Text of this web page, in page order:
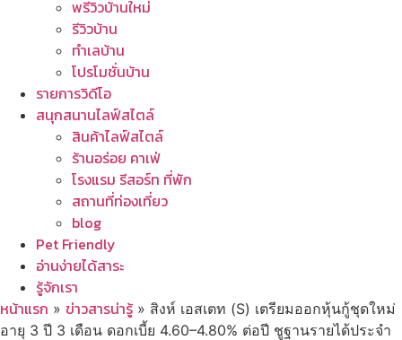
พรีวิวบ้านใหม่
รีวิวบ้าน
ทำเลบ้าน
โปรโมชั่นบ้าน
รายการวิดีโอ
สนุกสนานไลฟ์สไตล์
สินค้าไลฟ์สไตล์
ร้านอร่อย คาเฟ่
โรงแรม รีสอร์ท ที่พัก
สถานที่ท่องเที่ยว
blog
Pet Friendly
อ่านง่ายได้สาระ
รู้จักเรา
หน้าแรก » ข่าวสารน่ารู้ » สิงห์ เอสเตท (S) เตรียมออกหุ้นกู้ชุดใหม่
อายุ 3 ปี 3 เดือน ดอกเบี้ย 4.60–4.80% ต่อปี ชูฐานรายได้ประจำ